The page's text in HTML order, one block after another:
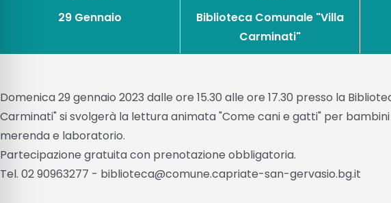
29 Gennaio
Biblioteca Comunale "Villa
Carminati"
Domenica 29 gennaio 2023 dalle ore 15.30 alle ore 17.30 presso la
Carminati" si svolgerà la lettura animata "Come cani e gatti" per bambini
merenda e laboratorio.
Partecipazione gratuita con prenotazione obbligatoria.
Tel. 02 90963277 - biblioteca@comune.capriate-san-gervasio.bg.it